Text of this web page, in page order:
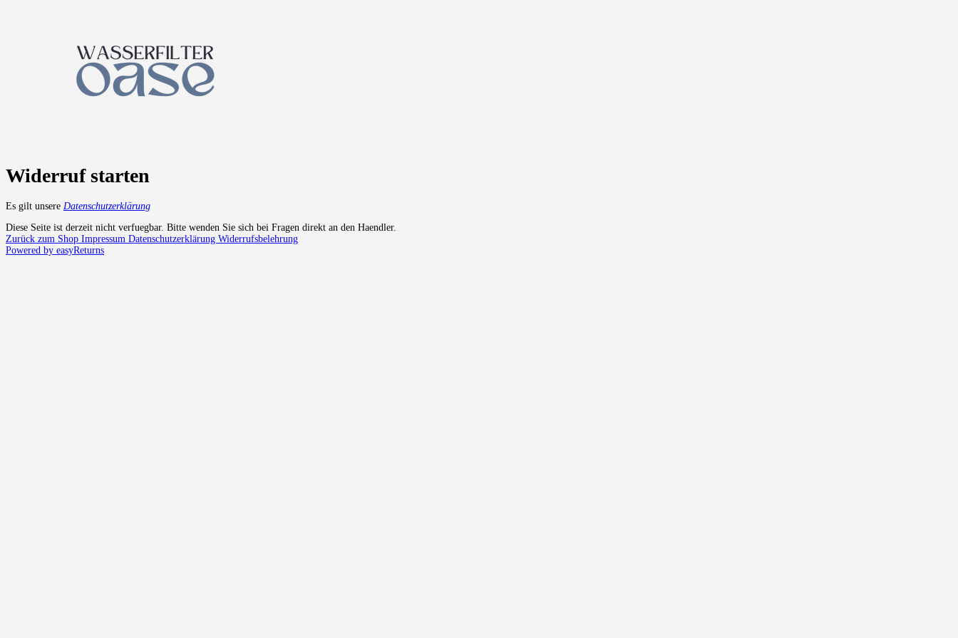
Widerruf starten
Es gilt unsere Datenschutzerklärung
Diese Seite ist derzeit nicht verfuegbar. Bitte wenden Sie sich bei Fragen direkt an den Haendler.
Zurück zum Shop Impressum Datenschutzerklärung Widerrufsbelehrung
Powered by easyReturns